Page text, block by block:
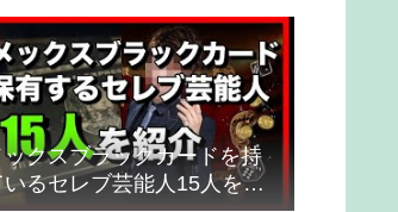
クスブラックカードを持
いるセレブ芸能人15人を紹